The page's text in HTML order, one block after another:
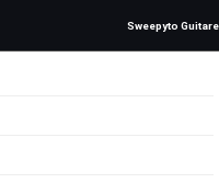
Sweepyto Guitare